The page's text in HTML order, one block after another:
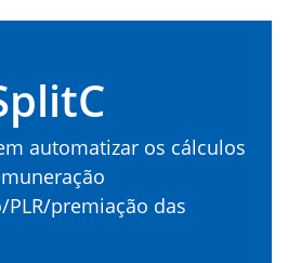
automatizar os cálculos
premiação das